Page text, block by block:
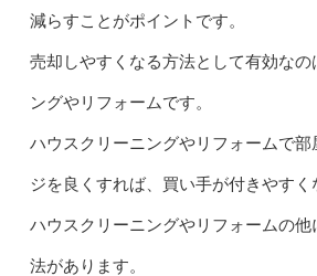
減らすことがポイントです。
売却しやすくなる方法として有効なの
ングやリフォームです。
ハウスクリーニングやリフォームで部
ジを良くすれば、買い手が付きやすく
ハウスクリーニングやリフォームの
法があります。